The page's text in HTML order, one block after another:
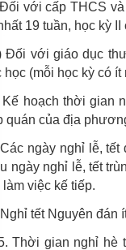
cấp THCS và
19 tuần, học kỳ
giáo dục
học (mỗi học kỳ có ít
thời gian
quán của địa
nghỉ lễ, tết
ngày nghỉ lễ, tết
việc kế tiếp.
tết Nguyên đán ít
gian nghỉ hè